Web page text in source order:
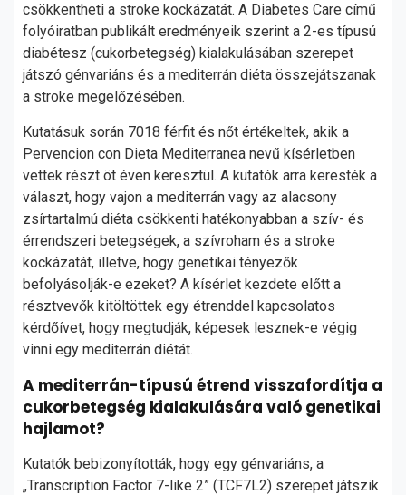
csökkentheti a stroke kockázatát. A Diabetes Care című
folyóiratban publikált eredményeik szerint a 2-es típusú
diabétesz (cukorbetegség) kialakulásában szerepet
játszó génvariáns és a mediterrán diéta összejátszanak
a stroke megelőzésében.
Kutatásuk során 7018 férfit és nőt értékeltek, akik a
Pervencion con Dieta Mediterranea nevű kísérletben
vettek részt öt éven keresztül. A kutatók arra keresték a
választ, hogy vajon a mediterrán vagy az alacsony
zsírtartalmú diéta csökkenti hatékonyabban a szív- és
érrendszeri betegségek, a szívroham és a stroke
kockázatát, illetve, hogy genetikai tényezők
befolyásolják-e ezeket? A kísérlet kezdete előtt a
résztvevők kitöltöttek egy étrenddel kapcsolatos
kérdőívet, hogy megtudják, képesek lesznek-e végig
vinni egy mediterrán diétát.
A mediterrán-típusú étrend visszafordítja a
cukorbetegség kialakulására való genetikai
hajlamot?
Kutatók bebizonyították, hogy egy génvariáns, a
„Transcription Factor 7-like 2” (TCF7L2) szerepet játszik